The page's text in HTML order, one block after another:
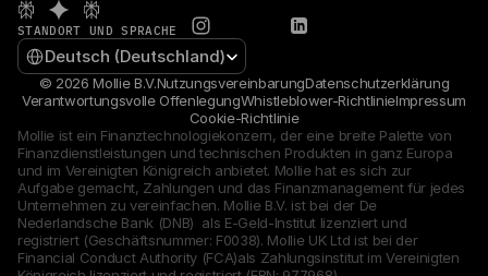
STANDORT UND SPRACHE
Select Language
Deutsch (Deutschland)
© 2026 Mollie B.V.NutzungsvereinbarungDatenschutzerklärung
Verantwortungsvolle OffenlegungWhistleblower-RichtlinieImpressum
Cookie-Richtlinie
Mollie ist ein Finanztechnologiekonzern, der eine breite Palette von
Finanzdienstleistungen und technischen Produkten in ganz Europa
und im Vereinigten Königreich anbietet. Mollie hat es sich zur
Aufgabe gemacht, Zahlungen und das Finanzmanagement für jedes
Unternehmen zu vereinfachen. Mollie B.V. ist bei der De
Nederlandsche Bank (DNB)  als E-Geld-Institut lizenziert und
registriert (Geschäftsnummer: F0038). Mollie UK Ltd ist bei der
Financial Conduct Authority (FCA)als Zahlungsinstitut im Vereinigten